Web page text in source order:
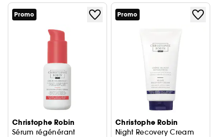
Promo
Christophe Robin
Sérum régénérant
Promo
Christophe Robin
Night Recovery Cream